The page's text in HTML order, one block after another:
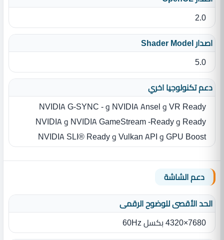
2.0
اصدار Shader Model
5.0
دعم تكنولوجيا اخري
VR Ready و NVIDIA Ansel و NVIDIA G-SYNC -
Ready و NVIDIA GameStream -Ready و NVIDIA
GPU Boost و Vulkan API و NVIDIA SLI® Ready
دعم الشاشة
الحد الأقصى للوضوح الرقمى
7680×4320 بكسل 60Hz